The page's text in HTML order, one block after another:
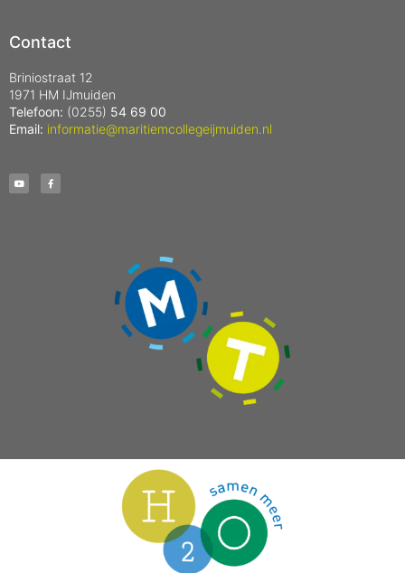
Contact
Briniostraat 12
1971 HM IJmuiden
Telefoon: (0255) 54 69 00
Email: informatie@maritiemcollegeijmuiden.nl